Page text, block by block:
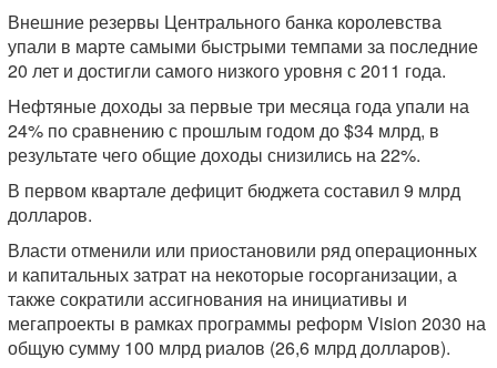
Внешние резервы Центрального банка королевства
упали в марте самыми быстрыми темпами за последние
20 лет и достигли самого низкого уровня с 2011 года.
Нефтяные доходы за первые три месяца года упали на
24% по сравнению с прошлым годом до $34 млрд, в
результате чего общие доходы снизились на 22%.
В первом квартале дефицит бюджета составил 9 млрд
долларов.
Власти отменили или приостановили ряд операционных
и капитальных затрат на некоторые госорганизации, а
также сократили ассигнования на инициативы и
мегапроекты в рамках программы реформ Vision 2030 на
общую сумму 100 млрд риалов (26,6 млрд долларов).